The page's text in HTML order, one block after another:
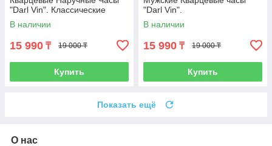
"Darl Vin". Классические
В наличии
15 990 ₸ 19 000 ₸
Купить
"Darl Vin".
В наличии
15 990 ₸ 19 000 ₸
Купить
Показать ещё
О нас